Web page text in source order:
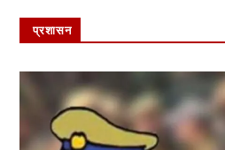
प्रशासन